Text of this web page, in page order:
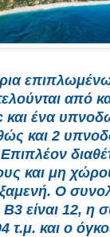
από
και ένα
και 2
και μη
Ο
Β3 είναι 12, η
τ.μ. και ο